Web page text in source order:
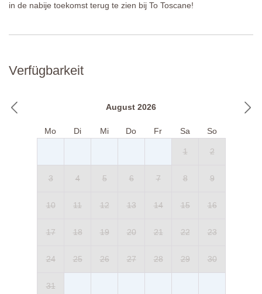
in de nabije toekomst terug te zien bij To Toscane!
Verfügbarkeit
August 2026
Mo Di Mi Do Fr Sa So
1 2
3 4 5 6 7 8 9
10 11 12 13 14 15 16
17 18 19 20 21 22 23
24 25 26 27 28 29 30
31